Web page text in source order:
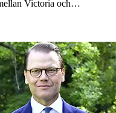
Victoria och…